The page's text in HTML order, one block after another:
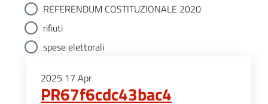
REFERENDUM COSTITUZIONALE 2020
rifiuti
spese elettorali
2025 17 Apr
PR67f6cdc43bac4